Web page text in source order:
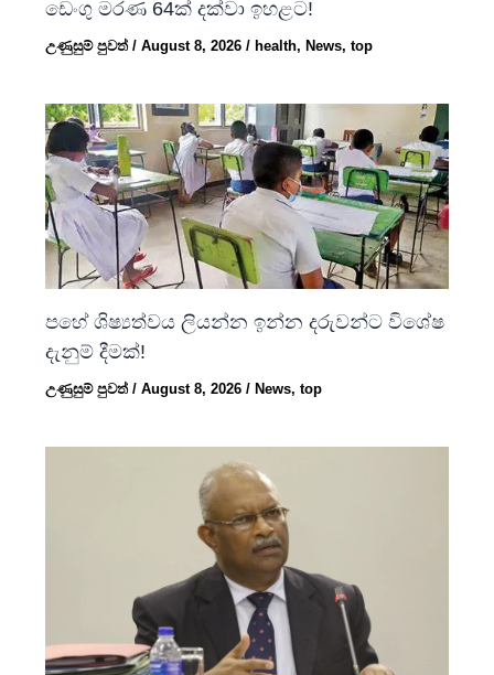
ඩෙංගු මරණ 64ක් දක්වා ඉහළට!
උණුසුම් පුවත්/August 8, 2026/ health, News,top
පහේ ශිෂ්‍යත්වය ලියන්න ඉන්න දරුවන්ට විශේෂ
දැනුම් දීමක්!
උණුසුම් පුවත්/August 8, 2026/ News,top